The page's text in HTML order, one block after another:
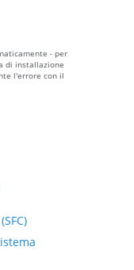
- per
di installazione
l'errore con il